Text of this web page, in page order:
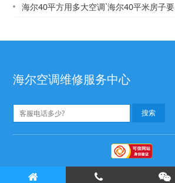
海尔40平方用多大空调`海尔40平米房子要安装什么样的空调
海尔空调维修服务中心
海尔空调清洗 海尔空调维修